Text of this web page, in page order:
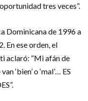
tres veces”.
Dominicana de 1996 a
En ese orden, el
aclaró: “Mi afán de
‘bien’ o ‘mal’… ES